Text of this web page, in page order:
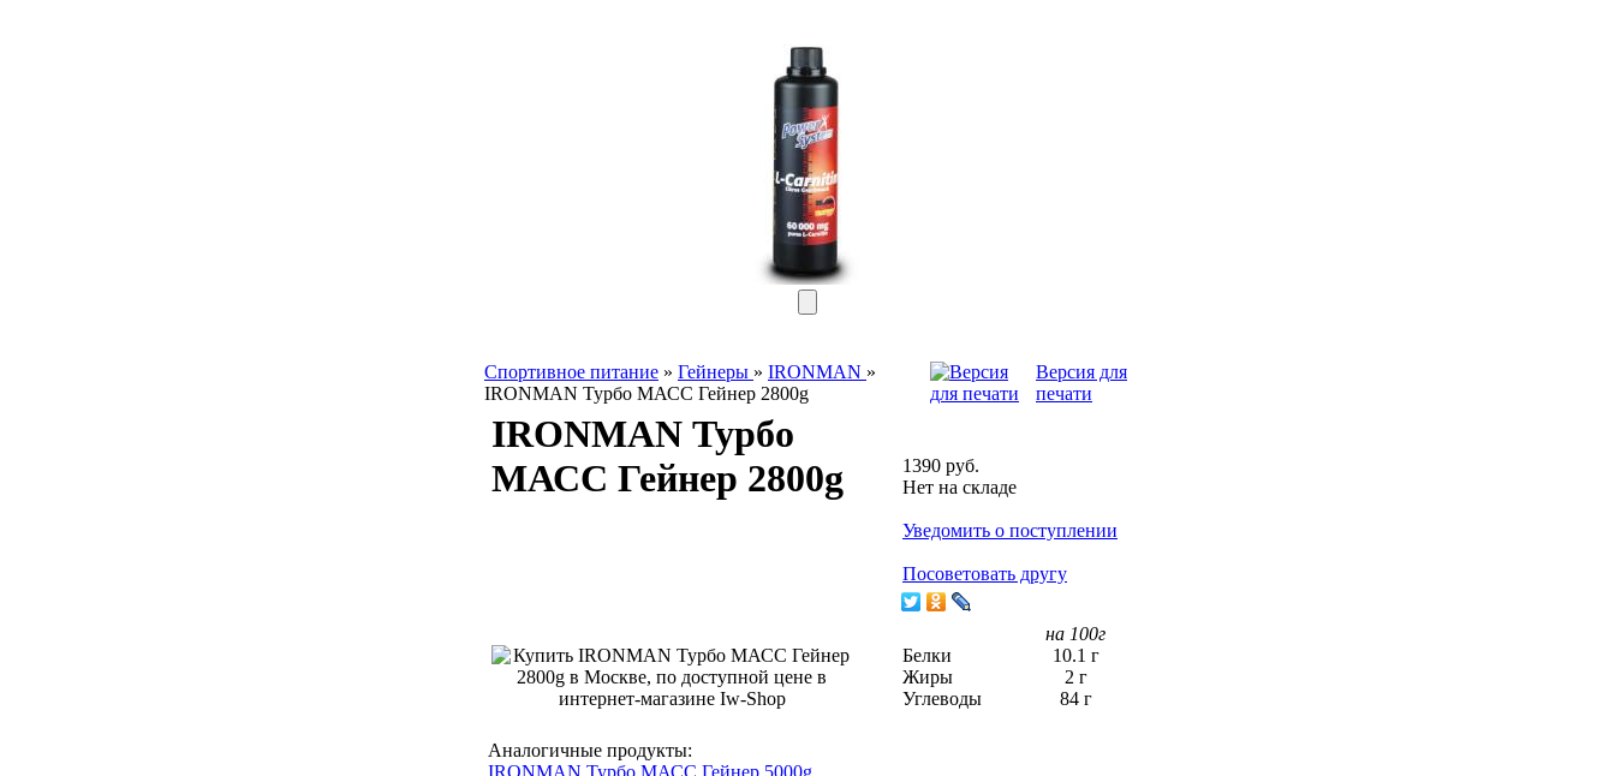
Спортивное питание » Гейнеры » IRONMAN »
IRONMAN Турбо МАСС Гейнер 2800g
Версия для
печати
IRONMAN Турбо
МАСС Гейнер 2800g
1390 руб.
Нет на складе
Уведомить о поступлении
Посоветовать другу
на 100г
Белки
10.1 г
Жиры
2 г
Углеводы
84 г
Аналогичные продукты:
IRONMAN Турбо МАСС Гейнер 5000g